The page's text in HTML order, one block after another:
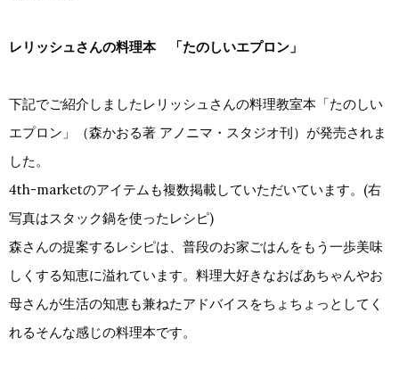
レリッシュさんの料理本 「たのしいエプロン」
下記でご紹介しましたレリッシュさんの料理教室本「たのしい
エプロン」（森かおる著 アノニマ・スタジオ刊）が発売されま
した。
4th-marketのアイテムも複数掲載していただいています。(右
写真はスタック鍋を使ったレシピ)
森さんの提案するレシピは、普段のお家ごはんをもう一歩美味
しくする知恵に溢れています。料理大好きなおばあちゃんやお
母さんが生活の知恵も兼ねたアドバイスをちょちょっとしてく
れるそんな感じの料理本です。